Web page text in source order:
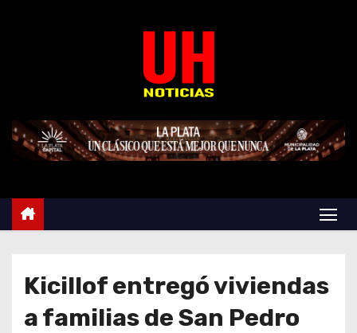
e
Kicillof entregó viviendas
a familias de San Pedro